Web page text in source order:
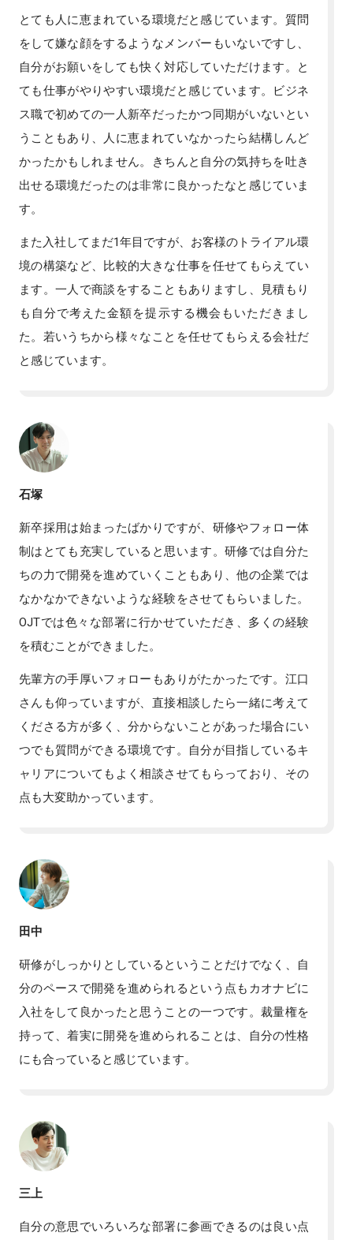
とても人に恵まれている環境だと感じています。質問
をして嫌な顔をするようなメンバーもいないですし、
自分がお願いをしても快く対応していただけます。と
ても仕事がやりやすい環境だと感じています。ビジネ
ス職で初めての一人新卒だったかつ同期がいないとい
うこともあり、人に恵まれていなかったら結構しんど
かったかもしれません。きちんと自分の気持ちを吐き
出せる環境だったのは非常に良かったなと感じていま
す。
また入社してまだ1年目ですが、お客様のトライアル環
境の構築など、比較的大きな仕事を任せてもらえてい
ます。一人で商談をすることもありますし、見積もり
も自分で考えた金額を提示する機会もいただきまし
た。若いうちから様々なことを任せてもらえる会社だ
と感じています。
石塚
新卒採用は始まったばかりですが、研修やフォロー体
制はとても充実していると思います。研修では自分た
ちの力で開発を進めていくこともあり、他の企業では
なかなかできないような経験をさせてもらいました。
OJTでは色々な部署に行かせていただき、多くの経験
を積むことができました。
先輩方の手厚いフォローもありがたかったです。江口
さんも仰っていますが、直接相談したら一緒に考えて
くださる方が多く、分からないことがあった場合にい
つでも質問ができる環境です。自分が目指しているキ
ャリアについてもよく相談させてもらっており、その
点も大変助かっています。
田中
研修がしっかりとしているということだけでなく、自
分のペースで開発を進められるという点もカオナビに
入社をして良かったと思うことの一つです。裁量権を
持って、着実に開発を進められることは、自分の性格
にも合っていると感じています。
三上
自分の意思でいろいろな部署に参画できるのは良い点